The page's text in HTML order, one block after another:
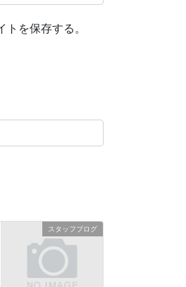
を保存する。
スタッフブログ